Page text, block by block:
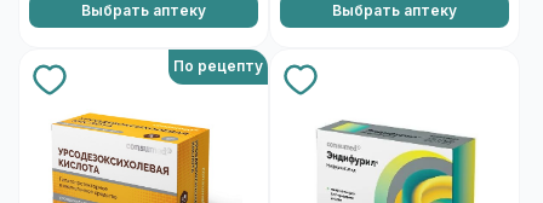
Выбрать аптеку Выбрать аптеку
По рецепту